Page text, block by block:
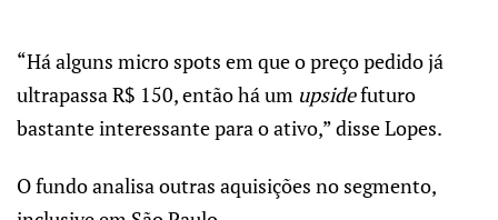
“Há alguns micro spots em que o preço pedido já
ultrapassa R$ 150, então há um upsidefuturo
bastante interessante para o ativo,” disse Lopes.
O fundo analisa outras aquisições no segmento,